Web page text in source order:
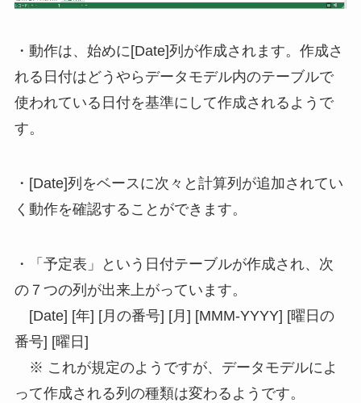
・動作は、始めに[Date]列が作成されます。作成さ
れる日付はどうやらデータモデル内のテーブルで
使われている日付を基準にして作成されるようで
す。
・[Date]列をベースに次々と計算列が追加されてい
く動作を確認することができます。
・「予定表」という日付テーブルが作成され、次
の７つの列が出来上がっています。
[Date] [年] [月の番号] [月] [MMM-YYYY] [曜日の
番号] [曜日]
※ これが規定のようですが、データモデルによ
って作成される列の種類は変わるようです。